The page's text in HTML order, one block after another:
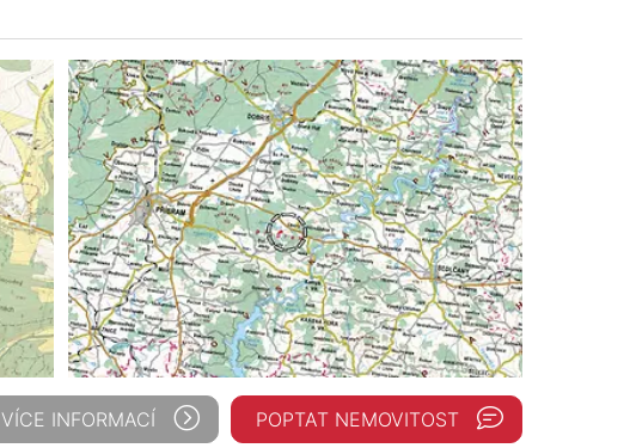
VÍCE INFORMACÍ POPTAT NEMOVITOST